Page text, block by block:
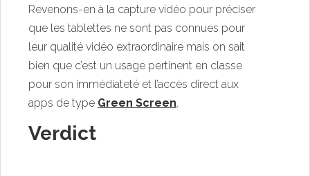
Revenons-en à la capture vidéo pour préciser
que les tablettes ne sont pas connues pour
leur qualité vidéo extraordinaire mais on sait
bien que c’est un usage pertinent en classe
pour son immédiateté et l’accès direct aux
apps de type Green Screen.
Verdict